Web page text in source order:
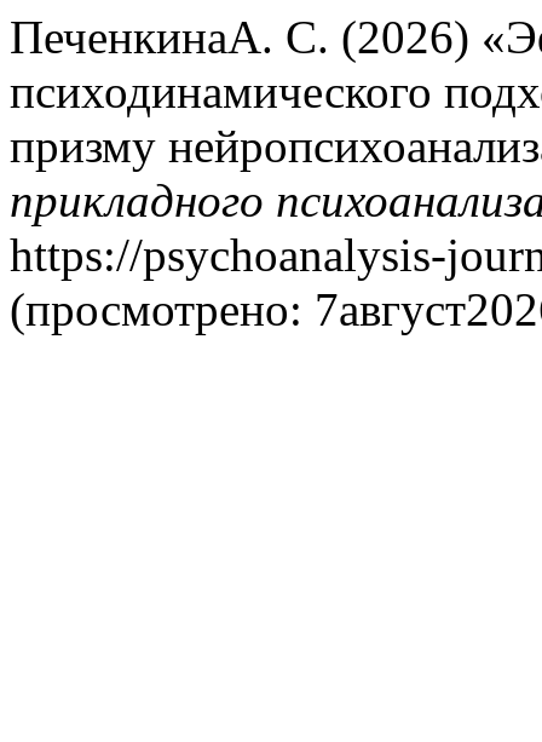
ПеченкинаА. С. (2026)
психодинамического
призму
прикладного
https://psychoanalysis-
(просмотрено: